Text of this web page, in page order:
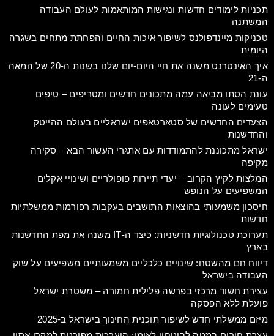
תכניות לימודים חדשות ונגישות המותאמות לעולם העבודה
המשתנה
טכניקות מיינדפולנס לשיפור איכות החיים והפחתת מתחים בשגרה
היומית
איך האינטרנט משנה את חיי היום-יום שלנו בשנות ה-20 של המאה
ה-21
עונת הסתו מביאה עמה מתכונים חדשים ומטריפים – טיפים
טעימים לעונה
הצעדים החדשים של סטארטאפים ישראליים בעולם ההייטק
והחדשנות
ישראל מתכוננת להתמודדות עם אתגרי העשור הבא – סקירה
מקיפה
המלצות לקיץ הקרוב – יעדי תיירות פופולריים ושינויי אקלים
המשפיעים על הנופש
חיסכון משמעותי בהוצאות התושבים בעקבות רפורמות ממשלתיות
חדשות
תערוכת טכנולוגיות חדשניות: כיצד ה-IT משנה את מפת החדשנות
בארץ
דיווח חם מהשטח: שינויים כלכליים משמעותיים משפיעים על שוק
העבודה בישראל
עצירת חשוד מרכזי בפרשה פלילית חמורה – משטרת ישראל
פועלת ללא הפסקה
מיזם ממשלתי חדש לשיפור תוכנית החינוך בישראל ב-2025